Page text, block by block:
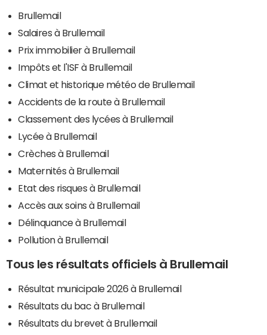
Brullemail
Salaires à Brullemail
Prix immobilier à Brullemail
Impôts et l'ISF à Brullemail
Climat et historique météo de Brullemail
Accidents de la route à Brullemail
Classement des lycées à Brullemail
Lycée à Brullemail
Crèches à Brullemail
Maternités à Brullemail
Etat des risques à Brullemail
Accès aux soins à Brullemail
Délinquance à Brullemail
Pollution à Brullemail
Tous les résultats officiels à Brullemail
Résultat municipale 2026 à Brullemail
Résultats du bac à Brullemail
Résultats du brevet à Brullemail